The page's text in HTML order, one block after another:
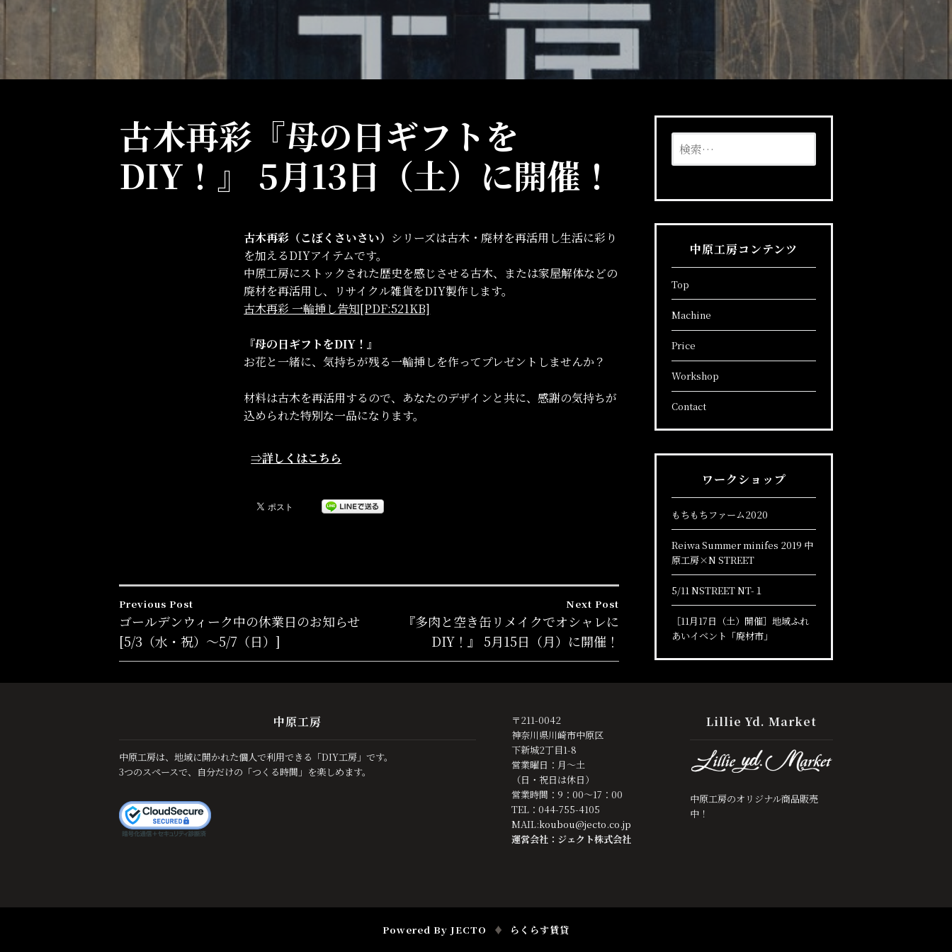
古木再彩『母の日ギフトを
DIY！』 5月13日（土）に開催！
古木再彩（こぼくさいさい） シリーズは古木・廃材を再活用し生活に彩り
を加えるDIYアイテムです。
中原工房にストックされた歴史を感じさせる古木、または家屋解体などの
廃材を再活用し、リサイクル雑貨をDIY製作します。
古木再彩 一輪挿し告知[PDF:521KB]
『母の日ギフトをDIY！』
お花と一緒に、気持ちが残る一輪挿しを作ってプレゼントしませんか？
材料は古木を再活用するので、あなたのデザインと共に、感謝の気持ちが
込められた特別な一品になります。
⇒詳しくはこちら
投
稿
ビ
ゲ
シ
Previous Post
ゴールデンウィーク中の休業日のお知らせ
[5/3（水・祝）～5/7（日）]
Next Post
『多肉と空き缶リメイクでオシャレに
DIY！』 5月15日（月）に開催！
索:
中原工房コンテンツ
Top
Machine
Price
Workshop
Contact
ワークショップ
もちもちファーム2020
Reiwa Summer minifes 2019 中
原工房×N STREET
5/11 NSTREET NT-１
［11月17日（土）開催］地域ふれ
あいイベント「廃材市」
中原工房
中原工房は、地域に開かれた個人で利用できる「DIY工房」です。
3つのスペースで、自分だけの「つくる時間」を楽しめます。
〒211-0042
神奈川県川崎市中原区
下新城2丁目1-8
営業曜日：月～土
（日・祝日は休日）
営業時間：9：00～17：00
TEL：044-755-4105
MAIL:koubou@jecto.co.jp
運営会社：ジェクト株式会社
Lillie Yd. Market
中原工房のオリジナル商品販売
中！
Powered By JECTO ♦ らくらす賃貸